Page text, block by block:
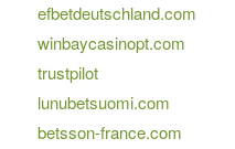
efbetdeutschland.com
winbaycasinopt.com
trustpilot
lunubetsuomi.com
betsson-france.com